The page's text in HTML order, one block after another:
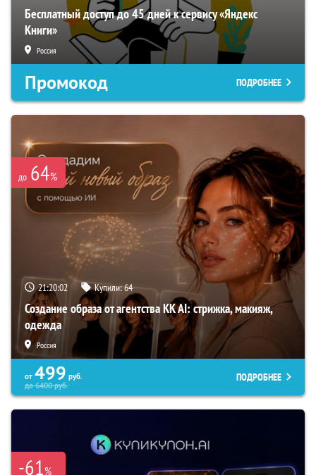
Бесплатный доступ до 45 дней к сервису «Яндекс
Книги»
Россия
Промокод ПОДРОБНЕЕ
до 64%
21:20:01 Купили:64
Создание образа от агентства KK AI: стрижка, макияж,
одежда
Россия
от 499 руб.
до6400руб.
ПОДРОБНЕЕ
-61%